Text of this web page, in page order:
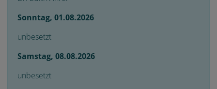
Sonntag, 01.08.2026
unbesetzt
Samstag, 08.08.2026
unbesetzt